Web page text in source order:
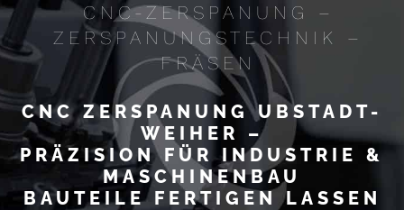
CNC-ZERSPANUNG –
ZERSPANUNGSTECHNIK –
FRÄSEN
CNC ZERSPANUNG UBSTADT-
WEIHER –
PRÄZISION FÜR INDUSTRIE &
MASCHINENBAU
BAUTEILE FERTIGEN LASSEN